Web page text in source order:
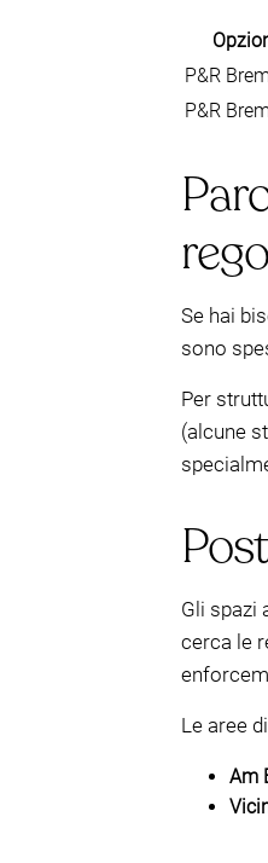
P&R
P&R
Se hai
sono
Per
(alcune
Gli spazi
cerca le
Le aree
Am